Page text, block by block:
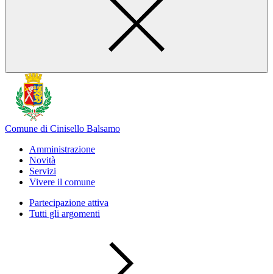
Comune di Cinisello Balsamo
Amministrazione
Novità
Servizi
Vivere il comune
Partecipazione attiva
Tutti gli argomenti